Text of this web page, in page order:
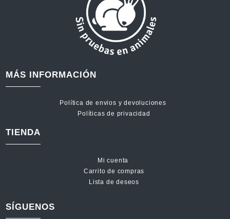
MÁS INFORMACIÓN
Política de envios y devoluciones
Políticas de privacidad
TIENDA
Mi cuenta
Carrito de compras
Lista de deseos
SÍGUENOS